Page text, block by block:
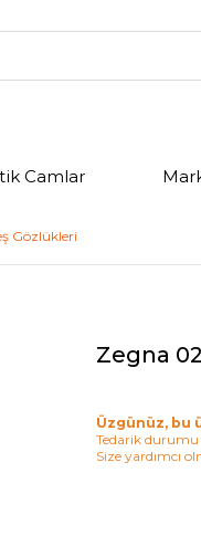
Camlar
Gözlükleri
Zegna
Üzgünüz, bu
Tedarik
Size yardımcı